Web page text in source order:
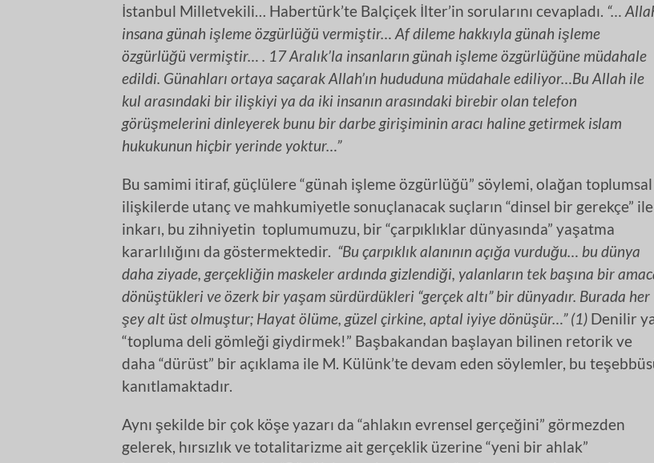
İstanbul Milletvekili… Habertürk’te Balçiçek İlter’in sorularını cevapladı. “…
insana günah işleme özgürlüğü vermiştir… Af dileme hakkıyla günah işleme
özgürlüğü vermiştir… . 17 Aralık’la insanların günah işleme özgürlüğüne müdahale
edildi. Günahları ortaya saçarak Allah’ın hududuna müdahale ediliyor…Bu Allah ile
kul arasındaki bir ilişkiyi ya da iki insanın arasındaki birebir olan telefon
görüşmelerini dinleyerek bunu bir darbe girişiminin aracı haline getirmek islam
hukukunun hiçbir yerinde yoktur…”
Bu samimi itiraf, güçlülere “günah işleme özgürlüğü” söylemi, olağan toplumsal
ilişkilerde utanç ve mahkumiyetle sonuçlanacak suçların “dinsel bir gerekçe” ile
inkarı, bu zihniyetin toplumumuzu, bir “çarpıklıklar dünyasında” yaşatma
kararlılığını da göstermektedir. “Bu çarpıklık alanının açığa vurduğu… bu dünya
daha ziyade, gerçekliğin maskeler ardında gizlendiği, yalanların tek başına bir
dönüştükleri ve özerk bir yaşam sürdürdükleri “gerçek altı” bir dünyadır. Burada her
şey alt üst olmuştur; Hayat ölüme, güzel çirkine, aptal iyiye dönüşür…” (1) Denilir
“topluma deli gömleği giydirmek!” Başbakandan başlayan bilinen retorik ve
daha “dürüst” bir açıklama ile M. Külünk’te devam eden söylemler, bu
kanıtlamaktadır.
Aynı şekilde bir çok köşe yazarı da “ahlakın evrensel gerçeğini” görmezden
gelerek, hırsızlık ve totalitarizme ait gerçeklik üzerine “yeni bir ahlak”